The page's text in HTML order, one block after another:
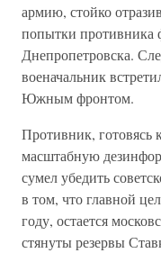
армию, стойко
попытки противника
Днепропетровска.
военачальник
Южным фронтом.
Противник, готовясь
масштабную
сумел убедить
в том, что главной
году, остается
стянуты резервы